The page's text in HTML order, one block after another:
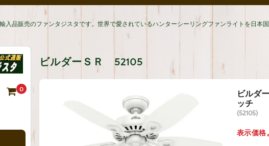
入品販売のファンタジスタです。世界で愛されているハンターシーリングファンライトを日
0
ビルダーＳＲ 52105
ビルダ
ッチ
(52105)
表示価格